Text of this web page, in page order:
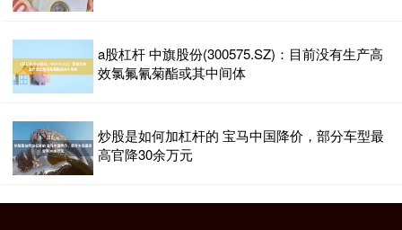
a股杠杆 中旗股份(300575.SZ)：目前没有生产高
效氯氟氰菊酯或其中间体
炒股是如何加杠杆的 宝马中国降价，部分车型最
高官降30余万元